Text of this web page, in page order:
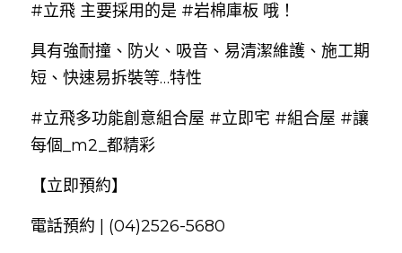
#立飛 主要採用的是 #岩棉庫板 哦！
具有強耐撞、防火、吸音、易清潔維護、施工期
短、快速易拆裝等…特性
#立飛多功能創意組合屋 #立即宅 #組合屋 #讓
每個_m2_都精彩
【立即預約】
電話預約 | (04)2526-5680